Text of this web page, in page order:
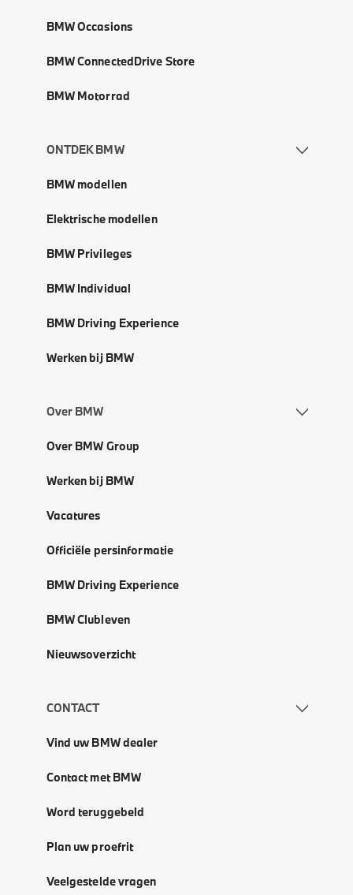
BMW Occasions
BMW ConnectedDrive Store
BMW Motorrad
ONTDEK BMW
BMW modellen
Elektrische modellen
BMW Privileges
BMW Individual
BMW Driving Experience
Werken bij BMW
Over BMW
Over BMW Group
Werken bij BMW
Vacatures
Officiële persinformatie
BMW Driving Experience
BMW Clubleven
Nieuwsoverzicht
CONTACT
Vind uw BMW dealer
Contact met BMW
Word teruggebeld
Plan uw proefrit
Veelgestelde vragen